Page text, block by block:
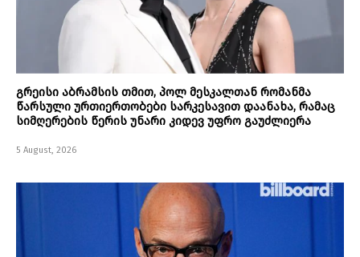
გრეისი აბრამსის თმით, პოლ მესკალთან რომანმა
წარსული ურთიერთობები სარკესავით დაანახა, რამაც
სიმღერების წერის უნარი კიდევ უფრო გაუძლიერა
5 August, 2026